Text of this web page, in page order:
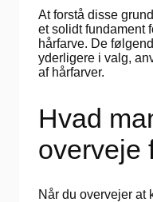
At forstå disse
et solidt fundament
hårfarve. De
yderligere i valg,
af hårfarver.
Hvad
overveje
Når du overvejer at